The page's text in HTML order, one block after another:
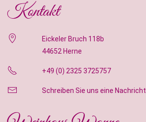
Kontakt
Eickeler Bruch 118b
44652 Herne
+49 (0) 2325 3725757
Schreiben Sie uns eine Nachricht